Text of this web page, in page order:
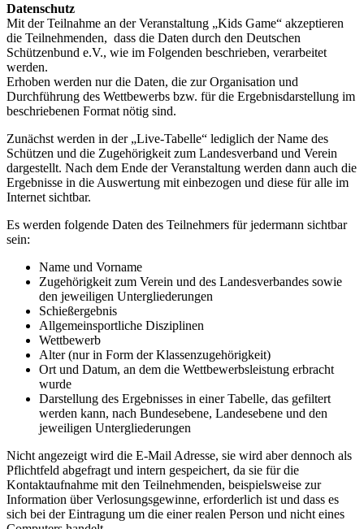
Datenschutz
Mit der Teilnahme an der Veranstaltung „Kids Game“ akzeptieren
die Teilnehmenden, dass die Daten durch den Deutschen
Schützenbund e.V., wie im Folgenden beschrieben, verarbeitet
werden.
Erhoben werden nur die Daten, die zur Organisation und
Durchführung des Wettbewerbs bzw. für die Ergebnisdarstellung im
beschriebenen Format nötig sind.
Zunächst werden in der „Live-Tabelle“ lediglich der Name des
Schützen und die Zugehörigkeit zum Landesverband und Verein
dargestellt. Nach dem Ende der Veranstaltung werden dann auch die
Ergebnisse in die Auswertung mit einbezogen und diese für alle im
Internet sichtbar.
Es werden folgende Daten des Teilnehmers für jedermann sichtbar
sein:
Name und Vorname
Zugehörigkeit zum Verein und des Landesverbandes sowie
den jeweiligen Untergliederungen
Schießergebnis
Allgemeinsportliche Disziplinen
Wettbewerb
Alter (nur in Form der Klassenzugehörigkeit)
Ort und Datum, an dem die Wettbewerbsleistung erbracht
wurde
Darstellung des Ergebnisses in einer Tabelle, das gefiltert
werden kann, nach Bundesebene, Landesebene und den
jeweiligen Untergliederungen
Nicht angezeigt wird die E-Mail Adresse, sie wird aber dennoch als
Pflichtfeld abgefragt und intern gespeichert, da sie für die
Kontaktaufnahme mit den Teilnehmenden, beispielsweise zur
Information über Verlosungsgewinne, erforderlich ist und dass es
sich bei der Eintragung um die einer realen Person und nicht eines